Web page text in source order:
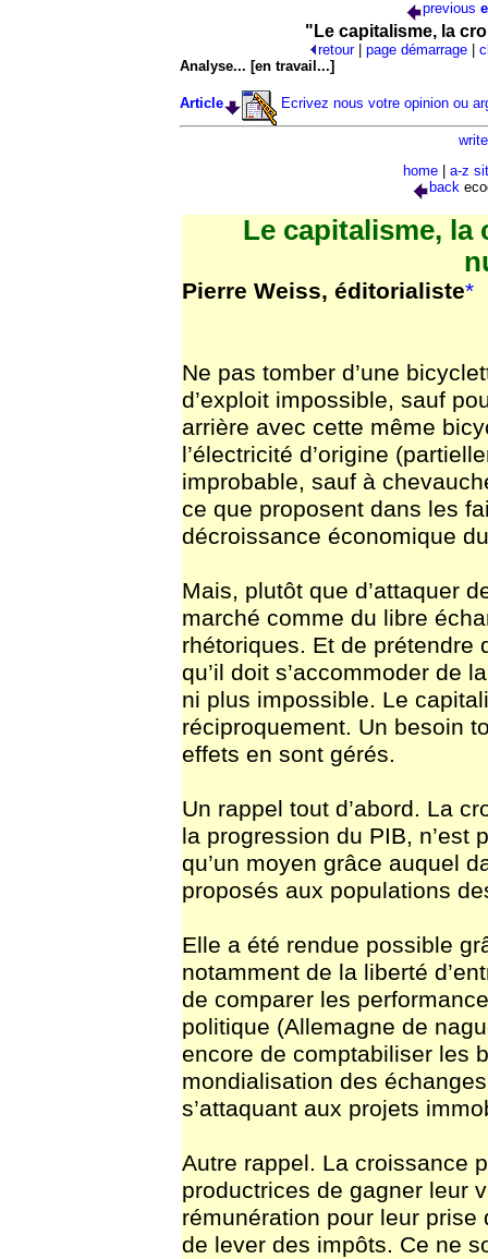
previous
"Le capitalisme, la
retour| page démarrage
Analyse... [en travail...]
Article Ecrivez nous votre opinion ou
home
a-z
back
Le capitalisme, la
Pierre Weiss, éditorialiste*
Ne pas tomber d’une
d’exploit impossible, sauf
arrière avec cette même
l’électricité d’origine
improbable, sauf à
ce que proposent dans les
décroissance économique
Mais, plutôt que d’attaquer
marché comme du libre
rhétoriques. Et de prétendre
qu’il doit s’accommoder de
ni plus impossible. Le
réciproquement. Un besoin
effets en sont gérés.
Un rappel tout d’abord. La
la progression du PIB, n’est
qu’un moyen grâce auquel
proposés aux populations
Elle a été rendue possible
notamment de la liberté
de comparer les
politique (Allemagne de
encore de comptabiliser les
mondialisation des
s’attaquant aux projets
Autre rappel. La croissance
productrices de gagner leur
rémunération pour leur
de lever des impôts. Ce ne